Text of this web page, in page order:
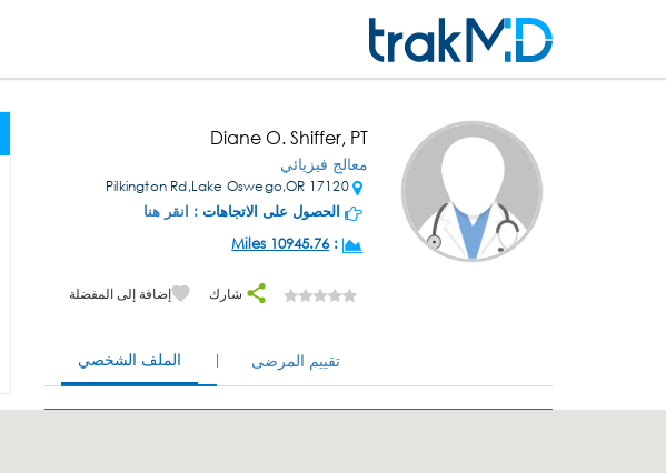
Diane O. Shiffer, PT
معالج فيزيائي
17120 Pilkington Rd,Lake Oswego,OR
الحصول على الاتجاهات : انقر هنا
:
10945.76 Miles
شارك إضافة إلى المفضلة
الملف الشخصي تقييم المرضى